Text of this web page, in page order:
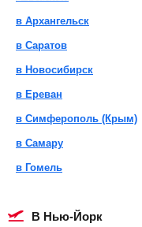
в Архангельск
в Саратов
в Новосибирск
в Ереван
в Симферополь (Крым)
в Самару
в Гомель
в Нью-Йорк